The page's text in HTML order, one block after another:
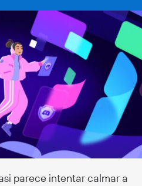
parece intentar calmar a